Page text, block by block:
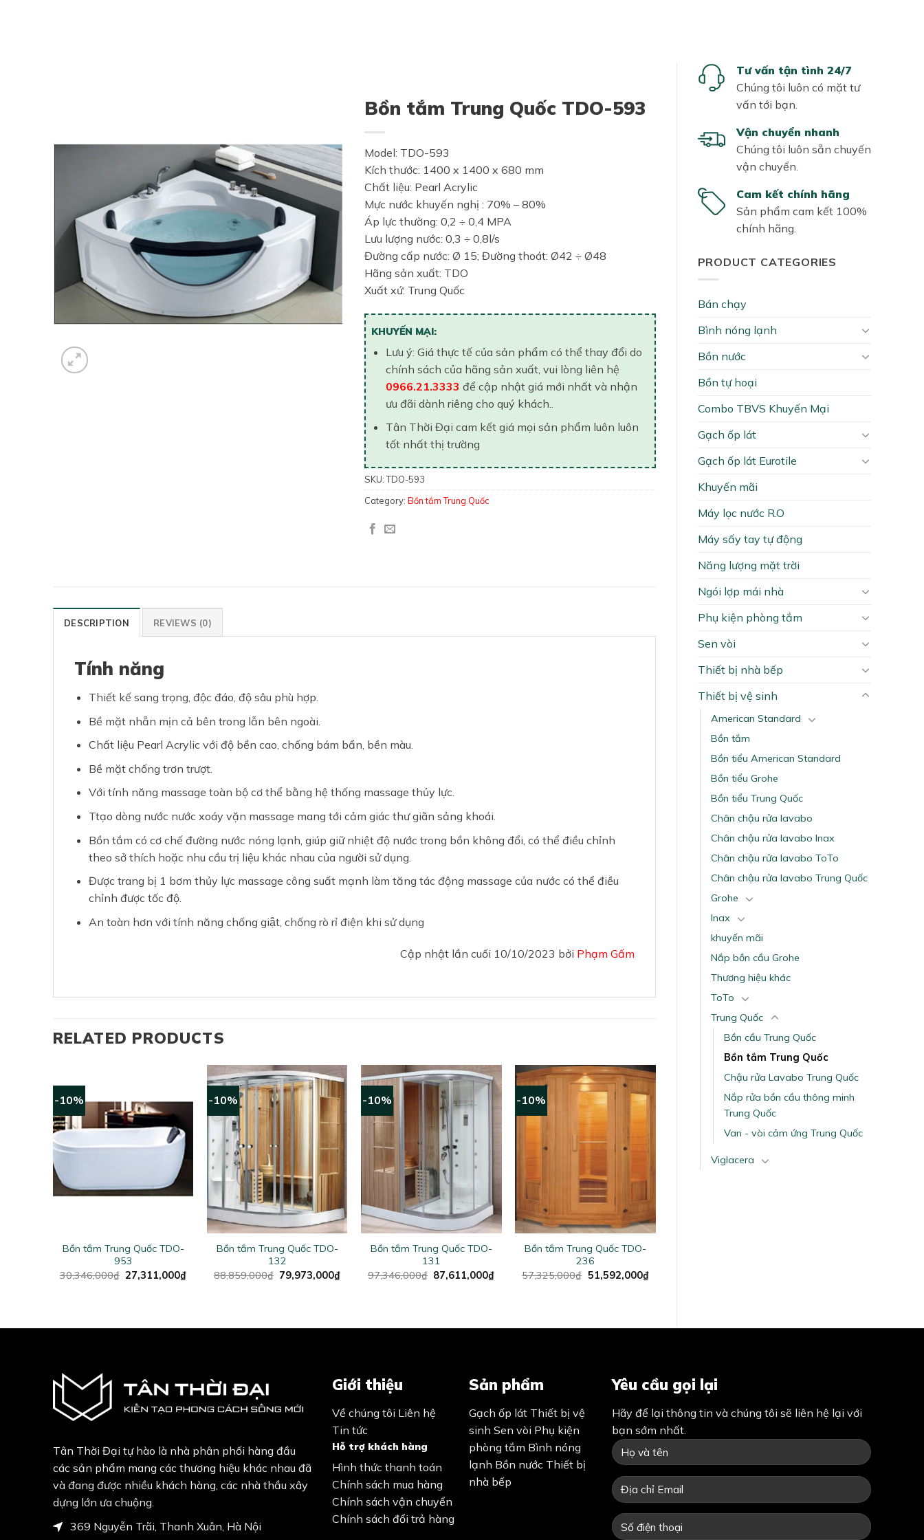
Tư vấn tận tình 24/7
Chúng tôi luôn có mặt tư
vấn tới bạn.
Vận chuyển nhanh
Chúng tôi luôn sẵn chuyến
vận chuyển.
Cam kết chính hãng
Sản phẩm cam kết 100%
chính hãng.
PRODUCT CATEGORIES
Bán chạy
Bình nóng lạnh
Bồn nước
Bồn tự hoại
Combo TBVS Khuyến Mại
Gạch ốp lát
Gạch ốp lát Eurotile
Khuyến mãi
Máy lọc nước R.O
Máy sấy tay tự động
Năng lượng mặt trời
Ngói lợp mái nhà
Phụ kiện phòng tắm
Sen vòi
Thiết bị nhà bếp
Thiết bị vệ sinh
American Standard
Bồn tắm
Bồn tiểu American Standard
Bồn tiểu Grohe
Bồn tiểu Trung Quốc
Chân chậu rửa lavabo
Chân chậu rửa lavabo Inax
Chân chậu rửa lavabo ToTo
Chân chậu rửa lavabo Trung Quốc
Grohe
Inax
khuyến mãi
Nắp bồn cầu Grohe
Thương hiệu khác
ToTo
Trung Quốc
Bồn cầu Trung Quốc
Bồn tắm Trung Quốc
Chậu rửa Lavabo Trung Quốc
Nắp rửa bồn cầu thông minh
Trung Quốc
Van - vòi cảm ứng Trung Quốc
Viglacera
Bồn tắm Trung Quốc TDO-593
Model: TDO-593
Kích thước: 1400 x 1400 x 680 mm
Chất liệu: Pearl Acrylic
Mực nước khuyến nghị : 70% – 80%
Áp lực thường: 0,2 ÷ 0,4 MPA
Lưu lượng nước: 0,3 ÷ 0,8l/s
Đường cấp nước: Ø 15; Đường thoát: Ø42 ÷ Ø48
Hãng sản xuất: TDO
Xuất xứ: Trung Quốc
KHUYẾN MẠI:
Lưu ý: Giá thực tế của sản phẩm có thể thay đổi do
chính sách của hãng sản xuất, vui lòng liên hệ
0966.21.3333 để cập nhật giá mới nhất và nhận
ưu đãi dành riêng cho quý khách..
Tân Thời Đại cam kết giá mọi sản phẩm luôn luôn
tốt nhất thị trường
SKU:TDO-593
Category:Bồn tắm Trung Quốc
DESCRIPTION REVIEWS (0)
Tính năng
Thiết kế sang trọng, độc đáo, độ sâu phù hợp.
Bề mặt nhẵn mịn cả bên trong lẫn bên ngoài.
Chất liệu Pearl Acrylic với độ bền cao, chống bám bẩn, bền màu.
Bề mặt chống trơn trượt.
Với tính năng massage toàn bộ cơ thể bằng hệ thống massage thủy lực.
Ttạo dòng nước nước xoáy vặn massage mang tới cảm giác thư giãn sảng khoái.
Bồn tắm có cơ chế đường nước nóng lạnh, giúp giữ nhiệt độ nước trong bồn không đổi, có thể điều chỉnh
theo sở thích hoặc nhu cầu trị liệu khác nhau của người sử dụng.
Được trang bị 1 bơm thủy lực massage công suất mạnh làm tăng tác động massage của nước có thể điều
chỉnh được tốc độ.
An toàn hơn với tính năng chống giật, chống rò rỉ điện khi sử dụng
Cập nhật lần cuối 10/10/2023 bởi Phạm Gấm
RELATED PRODUCTS
-10%
Bồn tắm Trung Quốc TDO-
953
30,346,000₫ Original
price
27,311,000₫Current
-10%
+
Bồn tắm Trung Quốc TDO-
132
88,859,000₫ Original
price
79,973,000₫Current
-10%
+
Bồn tắm Trung Quốc TDO-
131
97,346,000₫ Original
price
87,611,000₫Current
-10%
+
Bồn tắm Trung Quốc TDO-
236
57,325,000₫ Original
price
51,592,000₫Current
price
Tân Thời Đại tự hào là nhà phân phối hàng đầu
các sản phẩm mang các thương hiệu khác nhau đã
và đang được nhiều khách hàng, các nhà thầu xây
dựng lớn ưa chuộng.
369 Nguyễn Trãi, Thanh Xuân, Hà Nội
Giới thiệu
Về chúng tôi Liên hệ
Tin tức
Hỗ trợ khách hàng
Hình thức thanh toán
Chính sách mua hàng
Chính sách vận chuyển
Chính sách đổi trả hàng
Sản phẩm
Gạch ốp lát Thiết bị vệ
sinh Sen vòi Phụ kiện
phòng tắm Bình nóng
lạnh Bồn nước Thiết bị
nhà bếp
Yêu cầu gọi lại
Hãy để lại thông tin và chúng tôi sẽ liên hệ lại với
bạn sớm nhất.